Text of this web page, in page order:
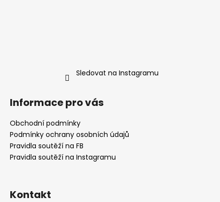
Sledovat na Instagramu
Informace pro vás
Obchodní podmínky
Podmínky ochrany osobních údajů
Pravidla soutěží na FB
Pravidla soutěží na Instagramu
Kontakt